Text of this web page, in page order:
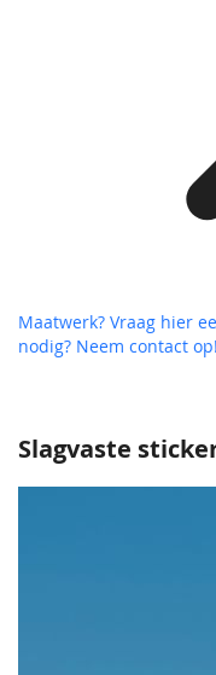
Slagvaste
Maatwerk? Vraag hier
nodig? Neem contact op!